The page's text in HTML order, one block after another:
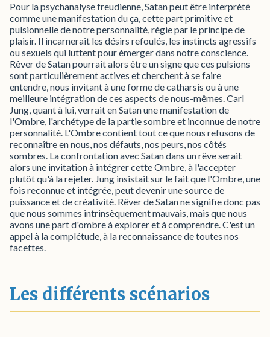
Pour la psychanalyse freudienne, Satan peut être interprété
comme une manifestation du ça, cette part primitive et
pulsionnelle de notre personnalité, régie par le principe de
plaisir. Il incarnerait les désirs refoulés, les instincts agressifs
ou sexuels qui luttent pour émerger dans notre conscience.
Rêver de Satan pourrait alors être un signe que ces pulsions
sont particulièrement actives et cherchent à se faire
entendre, nous invitant à une forme de catharsis ou à une
meilleure intégration de ces aspects de nous-mêmes. Carl
Jung, quant à lui, verrait en Satan une manifestation de
l'Ombre, l'archétype de la partie sombre et inconnue de notre
personnalité. L'Ombre contient tout ce que nous refusons de
reconnaître en nous, nos défauts, nos peurs, nos côtés
sombres. La confrontation avec Satan dans un rêve serait
alors une invitation à intégrer cette Ombre, à l'accepter
plutôt qu'à la rejeter. Jung insistait sur le fait que l'Ombre, une
fois reconnue et intégrée, peut devenir une source de
puissance et de créativité. Rêver de Satan ne signifie donc pas
que nous sommes intrinsèquement mauvais, mais que nous
avons une part d'ombre à explorer et à comprendre. C'est un
appel à la complétude, à la reconnaissance de toutes nos
facettes.
Les différents scénarios